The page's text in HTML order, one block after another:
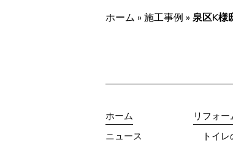
ホーム » 施工事例 » 泉区K様
ホーム
ニュース
リフォー
トイ